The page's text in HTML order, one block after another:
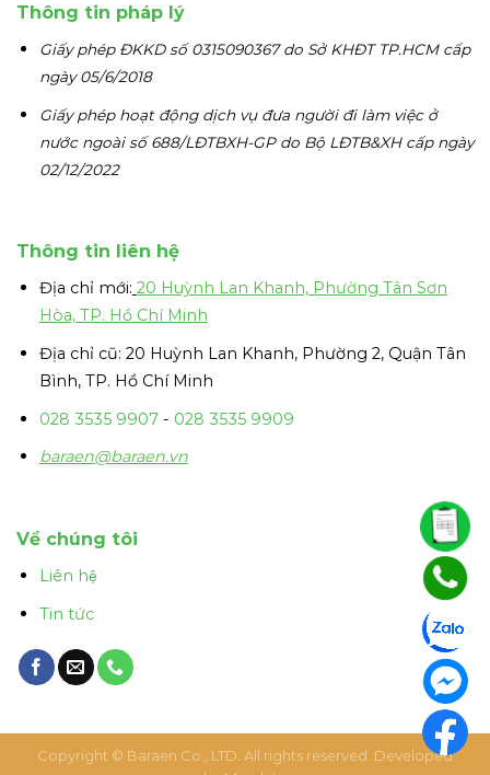
Thông tin pháp lý
Giấy phép ĐKKD số 0315090367 do Sở KHĐT TP.HCM cấp
ngày 05/6/2018
Giấy phép hoạt động dịch vụ đưa người đi làm việc ở
nước ngoài số 688/LĐTBXH-GP do Bộ LĐTB&XH cấp ngày
02/12/2022
Thông tin liên hệ
Địa chỉ mới: 20 Huỳnh Lan Khanh, Phường Tân Sơn
Hòa, TP. Hồ Chí Minh
Địa chỉ cũ: 20 Huỳnh Lan Khanh, Phường 2, Quận Tân
Bình, TP. Hồ Chí Minh
028 3535 9907- 028 3535 9909
baraen@baraen.vn
Về chúng tôi
Liên hệ
Tin tức
Copyright © Baraen Co., LTD . All rights reserved. Developed